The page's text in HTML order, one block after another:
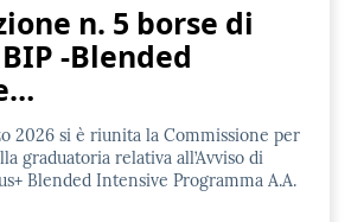
n. 5 borse di
-Blended
2026 si è riunita la Commissione per
graduatoria relativa all’Avviso di
Blended Intensive Programma A.A.